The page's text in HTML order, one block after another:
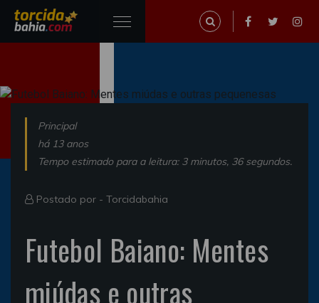
Principal
há 13 anos
Tempo estimado para a leitura: 3 minutos, 36 segundos.
Postado por - Torcidabahia
Futebol Baiano: Mentes
miúdas e outras